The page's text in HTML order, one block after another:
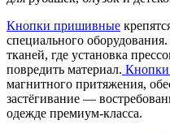
Кнопки пришивные
специального
тканей, где установка
повредить материал.
магнитного притяжения,
застёгивание —
одежде премиум-класса.